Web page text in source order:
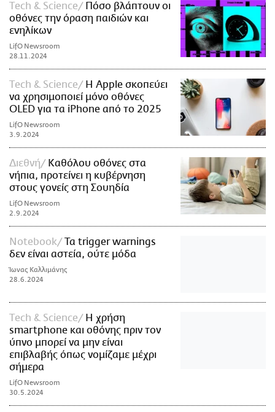
Τech & Science
Πόσο βλάπτουν οι
οθόνες την όραση παιδιών και
ενηλίκων
LifO Newsroom
28.11.2024
Τech & Science
Η Apple σκοπεύει
να χρησιμοποιεί μόνο οθόνες
OLED για τα iPhone από το 2025
LifO Newsroom
3.9.2024
Διεθνή
Καθόλου οθόνες στα
νήπια, προτείνει η κυβέρνηση
στους γονείς στη Σουηδία
LifO Newsroom
2.9.2024
Notebook
Τα trigger warnings
δεν είναι αστεία, ούτε μόδα
Ίωνας Καλλιμάνης
28.6.2024
Τech & Science
Η χρήση
smartphone και οθόνης πριν τον
ύπνο μπορεί να μην είναι
επιβλαβής όπως νομίζαμε μέχρι
σήμερα
LifO Newsroom
30.5.2024